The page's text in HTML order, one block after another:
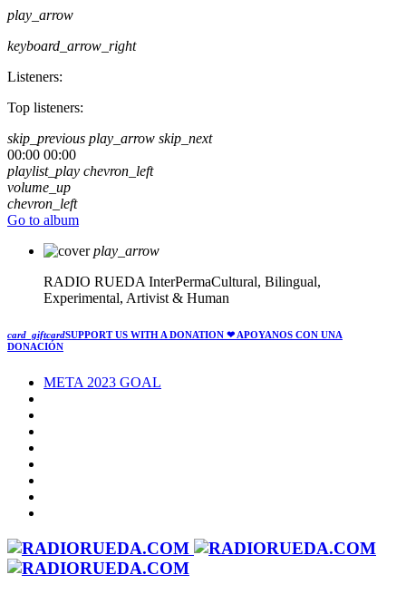
play_arrow
keyboard_arrow_right
Listeners:
Top listeners:
skip_previous play_arrow skip_next
00:00 00:00
playlist_play chevron_left
volume_up
chevron_left
Go to album
play_arrow
RADIO RUEDA InterPermaCultural, Bilingual,
Experimental, Artivist & Human
card_giftcardSUPPORT US WITH A DONATION ❤ APOYANOS CON UNA
DONACIÓN
META 2023 GOAL